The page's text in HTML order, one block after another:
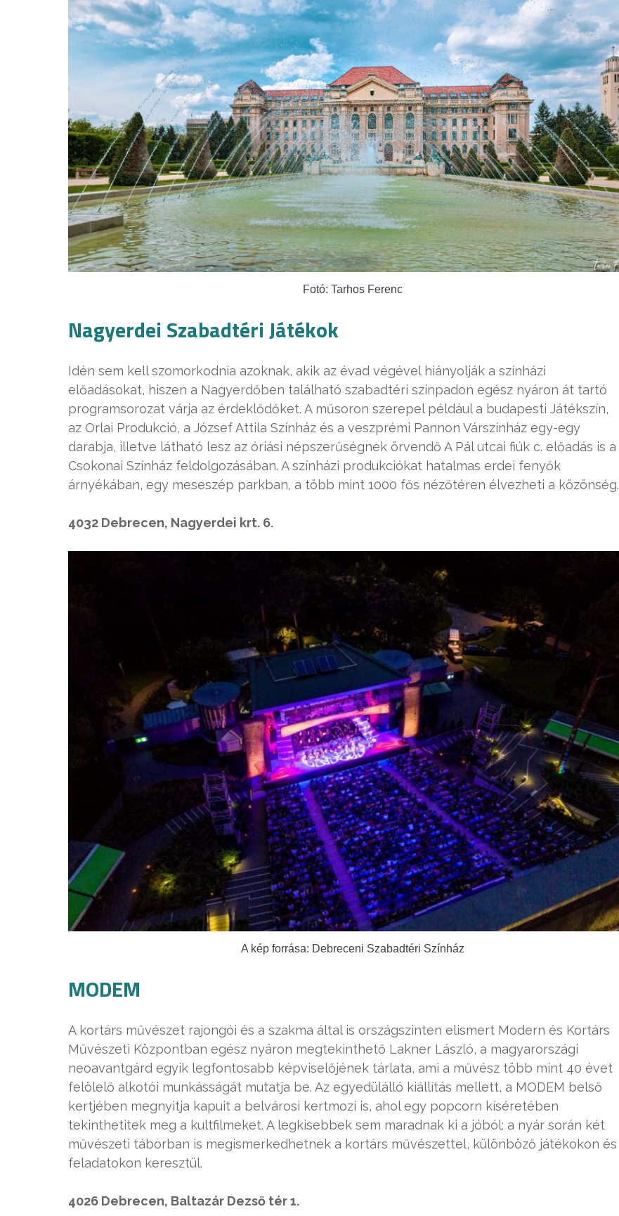
Fotó: Tarhos Ferenc
Nagyerdei Szabadtéri Játékok
Idén sem kell szomorkodnia azoknak, akik az évad végével hiányolják a színházi
előadásokat, hiszen a Nagyerdőben található szabadtéri színpadon egész nyáron át tartó
programsorozat várja az érdeklődőket. A műsoron szerepel például a budapesti Játékszín,
az Orlai Produkció, a József Attila Színház és a veszprémi Pannon Várszínház egy-egy
darabja, illetve látható lesz az óriási népszerűségnek örvendő A Pál utcai fiúk c. előadás is a
Csokonai Színház feldolgozásában. A színházi produkciókat hatalmas erdei fenyők
árnyékában, egy meseszép parkban, a több mint 1000 fős nézőtéren élvezheti a közönség.
4032 Debrecen, Nagyerdei krt. 6.
A kép forrása: Debreceni Szabadtéri Színház
MODEM
A kortárs művészet rajongói és a szakma által is országszinten elismert Modern és Kortárs
Művészeti Központban egész nyáron megtekinthető Lakner László, a magyarországi
neoavantgárd egyik legfontosabb képviselőjének tárlata, ami a művész több mint 40 évet
felölelő alkotói munkásságát mutatja be. Az egyedülálló kiállítás mellett, a MODEM belső
kertjében megnyitja kapuit a belvárosi kertmozi is, ahol egy popcorn kíséretében
tekinthetitek meg a kultfilmeket. A legkisebbek sem maradnak ki a jóból: a nyár során két
művészeti táborban is megismerkedhetnek a kortárs művészettel, különböző játékokon és
feladatokon keresztül.
4026 Debrecen, Baltazár Dezső tér 1.